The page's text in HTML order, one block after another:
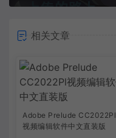
相关文章
Adobe Prelude CC2022Pl
视频编辑软件中文直装版